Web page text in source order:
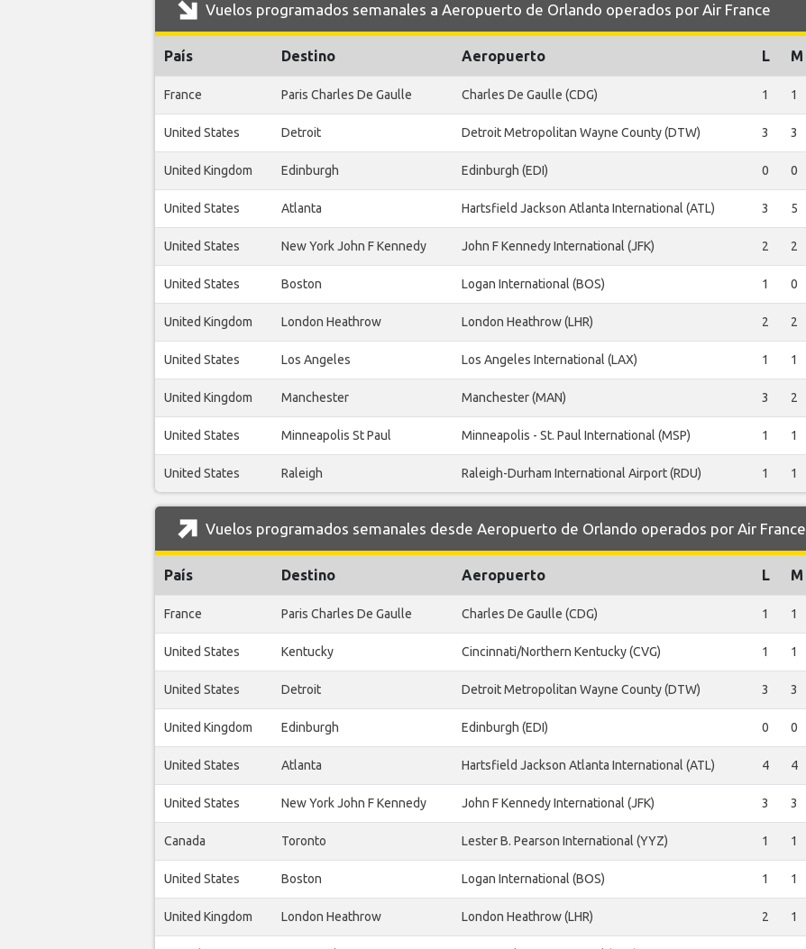
Vuelos programados semanales a Aeropuerto de Orlando operados por Air France
País Destino Aeropuerto L M
France Paris Charles De Gaulle Charles De Gaulle (CDG) 1 1
United States Detroit Detroit Metropolitan Wayne County (DTW) 3 3
United Kingdom Edinburgh Edinburgh (EDI) 0 0
United States Atlanta Hartsfield Jackson Atlanta International (ATL) 3 5
United States New York John F Kennedy John F Kennedy International (JFK) 2 2
United States Boston Logan International (BOS) 1 0
United Kingdom London Heathrow London Heathrow (LHR) 2 2
United States Los Angeles Los Angeles International (LAX) 1 1
United Kingdom Manchester Manchester (MAN) 3 2
United States Minneapolis St Paul Minneapolis - St. Paul International (MSP) 1 1
United States Raleigh Raleigh-Durham International Airport (RDU) 1 1
Vuelos programados semanales desde Aeropuerto de Orlando operados por Air France
País Destino Aeropuerto L M
France Paris Charles De Gaulle Charles De Gaulle (CDG) 1 1
United States Kentucky Cincinnati/Northern Kentucky (CVG) 1 1
United States Detroit Detroit Metropolitan Wayne County (DTW) 3 3
United Kingdom Edinburgh Edinburgh (EDI) 0 0
United States Atlanta Hartsfield Jackson Atlanta International (ATL) 4 4
United States New York John F Kennedy John F Kennedy International (JFK) 3 3
Canada Toronto Lester B. Pearson International (YYZ) 1 1
United States Boston Logan International (BOS) 1 1
United Kingdom London Heathrow London Heathrow (LHR) 2 1